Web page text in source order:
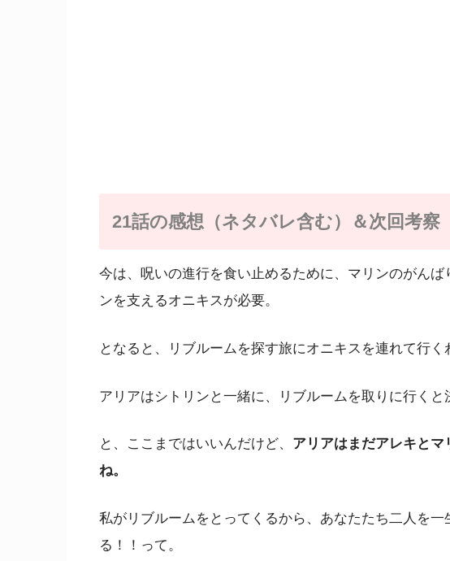
21話の感想（ネタバレ含む）＆次回考察
今は、呪いの進行を食い止めるために、マリンのがん
ンを支えるオニキスが必要。
となると、リブルームを探す旅にオニキスを連れて行く
アリアはシトリンと一緒に、リブルームを取りに行くと
と、ここまではいいんだけど、 アリアはまだアレキと
ね。
私がリブルームをとってくるから、あなたたち二人を
る！！って。